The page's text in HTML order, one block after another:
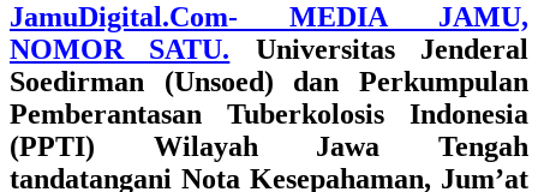
JamuDigital.Com- MEDIA JAMU,
NOMOR SATU.
Universitas Jenderal
Soedirman (Unsoed) dan Perkumpulan
Pemberantasan Tuberkolosis Indonesia
(PPTI) Wilayah Jawa Tengah
tandatangani Nota Kesepahaman, Jum’at